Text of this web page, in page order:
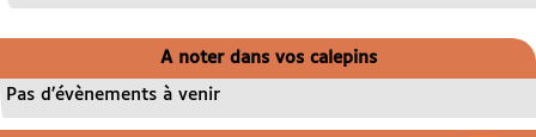
A noter dans vos calepins
Pas d’évènements à venir